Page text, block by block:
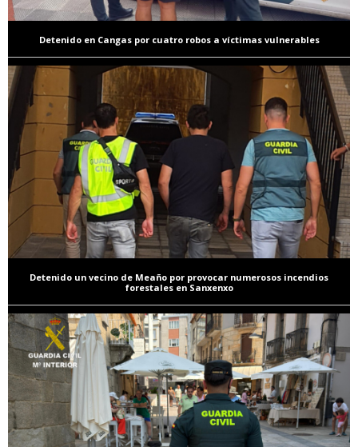
Detenido en Cangas por cuatro robos a víctimas vulnerables
Detenido un vecino de Meaño por provocar numerosos incendios
forestales en Sanxenxo